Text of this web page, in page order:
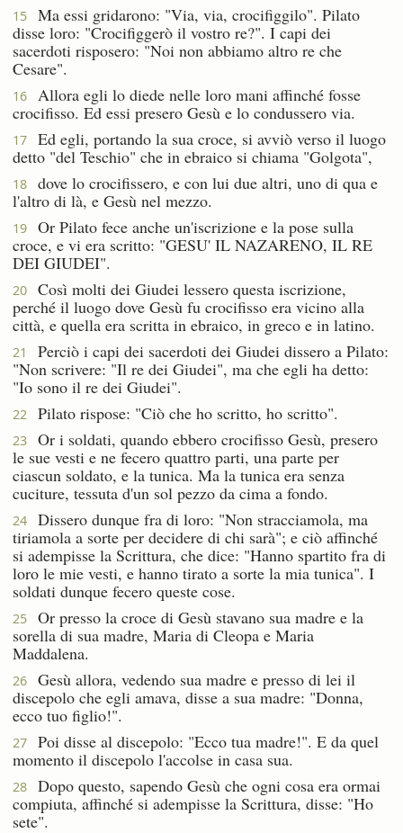
15
Ma essi gridarono: "Via, via, crocifiggilo". Pilato
disse loro: "Crocifiggerò il vostro re?". I capi dei
sacerdoti risposero: "Noi non abbiamo altro re che
Cesare".
16
Allora egli lo diede nelle loro mani affinché fosse
crocifisso. Ed essi presero Gesù e lo condussero via.
17
Ed egli, portando la sua croce, si avviò verso il luogo
detto "del Teschio" che in ebraico si chiama "Golgota",
18
dove lo crocifissero, e con lui due altri, uno di qua e
l'altro di là, e Gesù nel mezzo.
19
Or Pilato fece anche un'iscrizione e la pose sulla
croce, e vi era scritto: "GESU' IL NAZARENO, IL RE
DEI GIUDEI".
20
Così molti dei Giudei lessero questa iscrizione,
perché il luogo dove Gesù fu crocifisso era vicino alla
città, e quella era scritta in ebraico, in greco e in latino.
21
Perciò i capi dei sacerdoti dei Giudei dissero a Pilato:
"Non scrivere: "Il re dei Giudei", ma che egli ha detto:
"Io sono il re dei Giudei".
22 Pilato rispose: "Ciò che ho scritto, ho scritto".
23
Or i soldati, quando ebbero crocifisso Gesù, presero
le sue vesti e ne fecero quattro parti, una parte per
ciascun soldato, e la tunica. Ma la tunica era senza
cuciture, tessuta d'un sol pezzo da cima a fondo.
24
Dissero dunque fra di loro: "Non stracciamola, ma
tiriamola a sorte per decidere di chi sarà"; e ciò affinché
si adempisse la Scrittura, che dice: "Hanno spartito fra di
loro le mie vesti, e hanno tirato a sorte la mia tunica". I
soldati dunque fecero queste cose.
25
Or presso la croce di Gesù stavano sua madre e la
sorella di sua madre, Maria di Cleopa e Maria
Maddalena.
26
Gesù allora, vedendo sua madre e presso di lei il
discepolo che egli amava, disse a sua madre: "Donna,
ecco tuo figlio!".
27
Poi disse al discepolo: "Ecco tua madre!". E da quel
momento il discepolo l'accolse in casa sua.
28
Dopo questo, sapendo Gesù che ogni cosa era ormai
compiuta, affinché si adempisse la Scrittura, disse: "Ho
sete".